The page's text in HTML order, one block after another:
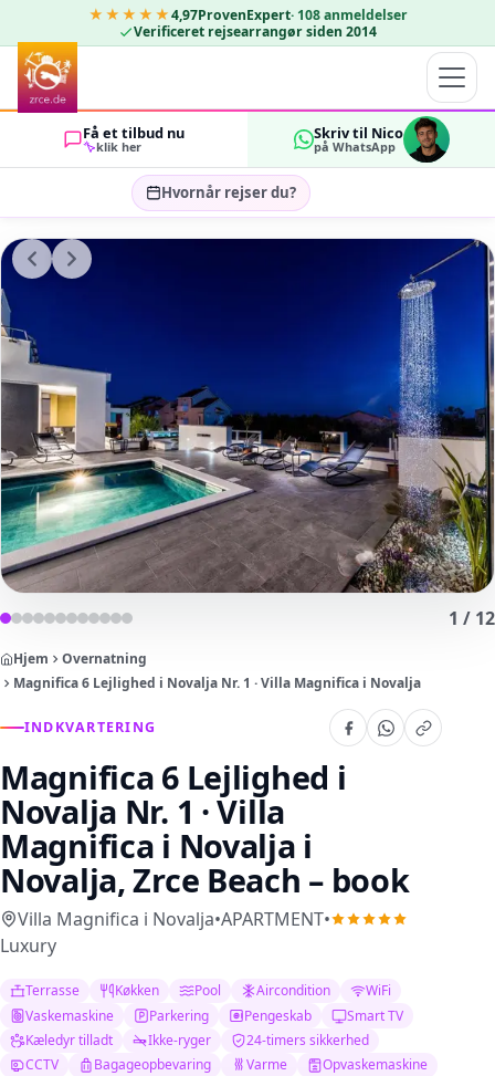
★★★★★4,97ProvenExpert· 108 anmeldelser
Verificeret rejsearrangør siden 2014
Få et tilbud nu
klik her
Skriv til Nico
på WhatsApp
Hvornår rejser du?
Vælg rejsedatoer…
GÆSTER
OK
1 / 12
Hjem
Overnatning
Magnifica 6 Lejlighed i Novalja Nr. 1 · Villa Magnifica i Novalja
INDKVARTERING
Magnifica 6 Lejlighed i
Novalja Nr. 1 · Villa
Magnifica i Novalja i
Novalja, Zrce Beach – book
Villa Magnifica i Novalja•APARTMENT•
Luxury
Terrasse Køkken Pool Aircondition
WiFi
Vaskemaskine
Parkering Pengeskab
Smart TV
Kæledyr tilladt
Ikke-ryger
24-timers sikkerhed
CCTV
Bagageopbevaring Varme Opvaskemaskine